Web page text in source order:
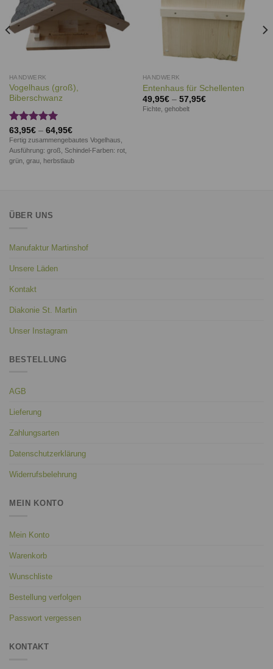
HANDWERK
Vogelhaus (groß),
Biberschwanz
Bewertet
mit5.00
von 5
63,95€– 64,95€
Fertig zusammengebautes Vogelhaus,
Ausführung: groß, Schindel-Farben: rot,
grün, grau, herbstlaub
HANDWERK
Entenhaus für Schellenten
49,95€– 57,95€
Fichte, gehobelt
ÜBER UNS
Manufaktur Martinshof
Unsere Läden
Kontakt
Diakonie St. Martin
Unser Instagram
BESTELLUNG
AGB
Lieferung
Zahlungsarten
Datenschutzerklärung
Widerrufsbelehrung
MEIN KONTO
Mein Konto
Warenkorb
Wunschliste
Bestellung verfolgen
Passwort vergessen
KONTAKT